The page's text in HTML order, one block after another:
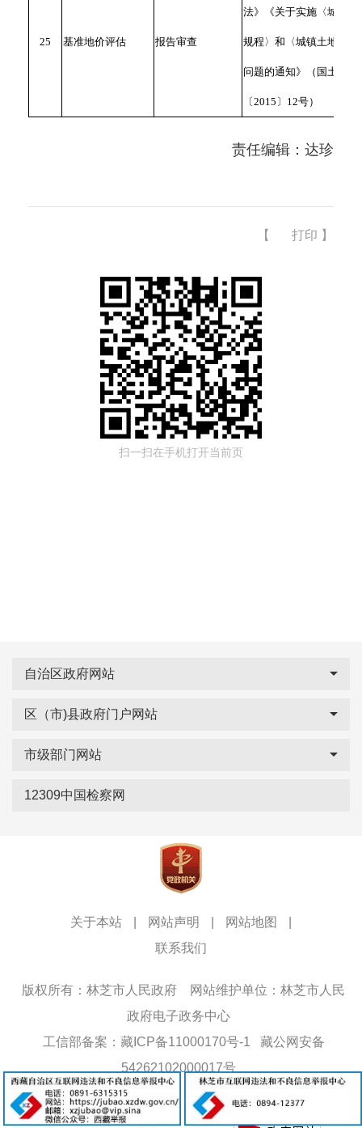
25 基准地价评估 报告审查
法》《关于实施〈城镇土
规程〉和〈城镇土地估价
问题的通知》（国土资厅
〔2015〕12号）
责任编辑：达珍
【 打印 】
扫一扫在手机打开当前页
自治区政府网站
区（市)县政府门户网站
市级部门网站
12309中国检察网
关于本站 网站声明 网站地图
联系我们
版权所有：林芝市人民政府
网站维护单位：林芝市人民
政府电子政务中心
工信部备案：藏ICP备11000170号-1
藏公网安备
54262102000017号
网站标识码：5426000013